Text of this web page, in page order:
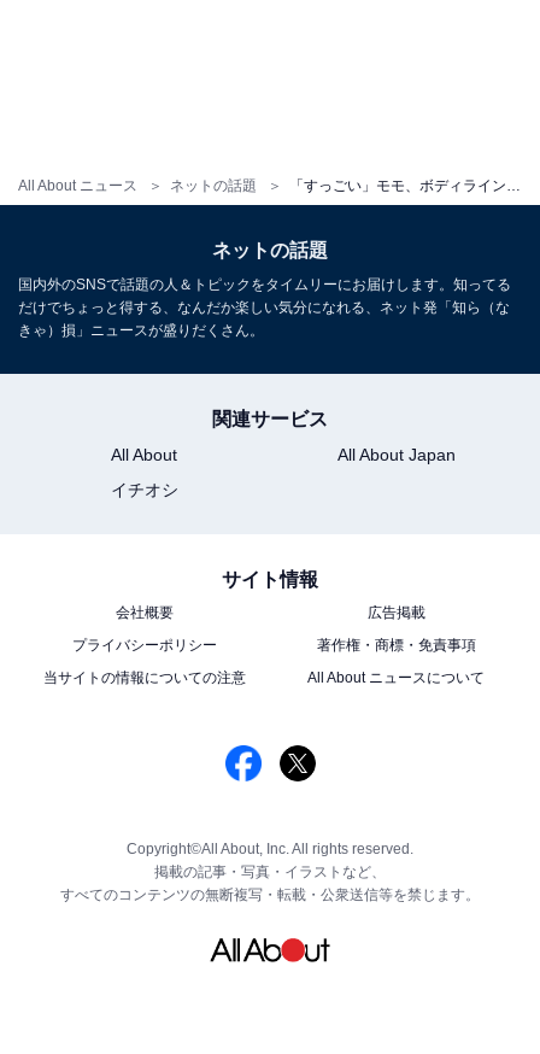
All About ニュース ネットの話題
ネットの話題
国内外のSNSで話題の人＆トピックをタイムリーにお届けします。知ってる
だけでちょっと得する、なんだか楽しい気分になれる、ネット発「知ら（な
きゃ）損」ニュースが盛りだくさん。
関連サービス
All About
All About Japan
イチオシ
サイト情報
会社概要
広告掲載
プライバシーポリシー
著作権・商標・免責事項
当サイトの情報についての注意
All About ニュースについて
Copyright©All About, Inc. All rights reserved.
掲載の記事・写真・イラストなど、
すべてのコンテンツの無断複写・転載・公衆送信等を禁じます。